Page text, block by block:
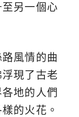
另一個心
路風情的曲
現了古老
地的人們
的火花。